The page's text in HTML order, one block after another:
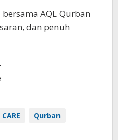
AQL Qurban
dan penuh
Qurban